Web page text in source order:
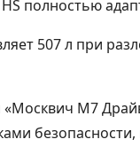
полностью
507 л при
«Москвич М7
безопасности,